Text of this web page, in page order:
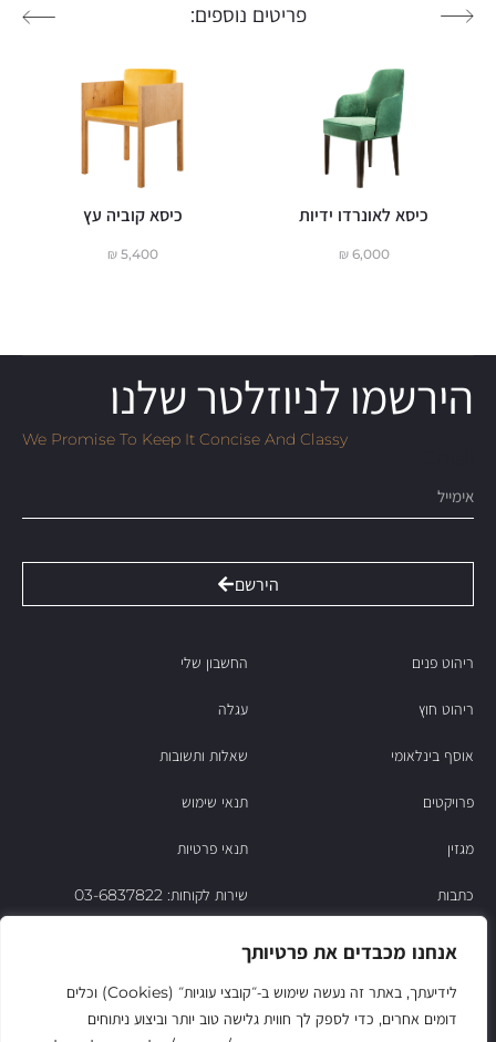
אנחנו מכבדים את פרטיותך
לידיעתך, באתר זה נעשה שימוש ב‑״קובצי עוגיות״ (Cookies) וכלים
דומים אחרים, כדי לספק לך חווית גלישה טוב יותר וביצוע ניתוחים
פריטים נוספים:
כיסא לאונרדו ידיות
6,000
₪
כיסא קוביה עץ
5,400
₪
הירשמו לניוזלטר שלנו
We Promise To Keep It Concise And Classy
הירשם
ריהוט פנים
ריהוט חוץ
אוסף בינלאומי
פרויקטים
מגזין
כתבות
צור קשר
החשבון שלי
עגלה
שאלות ותשובות
תנאי שימוש
תנאי פרטיות
שירות לקוחות: 03-6837822